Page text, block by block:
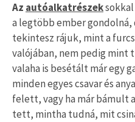
Az autóalkatrészek
a legtöbb ember gondolná,
tekintesz rájuk, mint a
valójában, nem pedig mint
valaha is besétált már egy
minden egyes csavar és
felett, vagy ha már bámult
tett, mintha tudná, mit